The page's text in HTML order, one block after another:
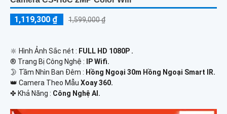
1,119,300 ₫ 1,599,000 ₫
🔆 Hình Ảnh Sắc nét : FULL HD 1080P .
®️ Trang Bị Công Nghệ :
IP Wifi.
🌛 Tầm Nhìn Ban Đêm : Hồng Ngoại 30m Hồng Ngoại Smart IR.
👑 Camera Theo Mẫu Xoay 360.
️✤ Khả Năng : Công Nghệ AI.